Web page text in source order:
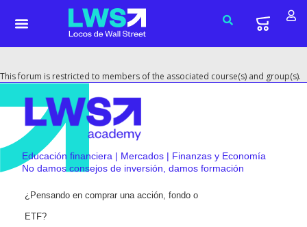
This forum is restricted to members of the associated course(s) and group(s).
Educación financiera | Mercados | Finanzas y Economía
No damos consejos de inversión, damos formación
¿Pensando en comprar una acción, fondo o
ETF?